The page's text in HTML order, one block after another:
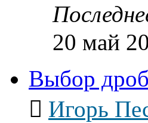
20 май
Выбор
Игорь